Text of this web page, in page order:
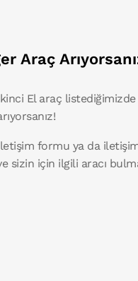
Araç
El araç
formu ya da
sizin için ilgili aracı